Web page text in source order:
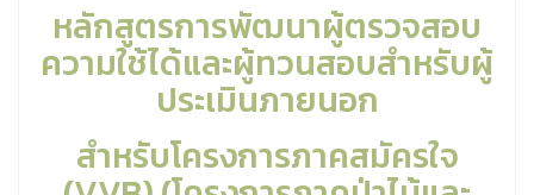
หลักสูตรการพัฒนาผู้ตรวจสอบ
ความใช้ได้และผู้ทวนสอบสำหรับผู้
ประเมินภายนอก
สำหรับโครงการภาคสมัครใจ